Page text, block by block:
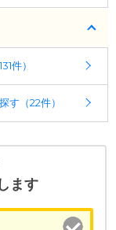
件）
す（22件）
ます